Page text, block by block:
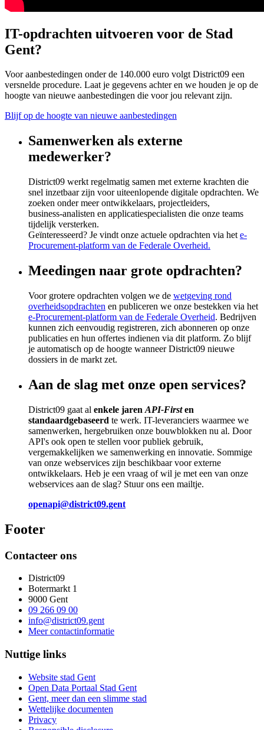
IT-opdrachten uitvoeren voor de Stad
Gent?
Voor aanbestedingen onder de 140.000 euro volgt District09 een
versnelde procedure. Laat je gegevens achter en we houden je op de
hoogte van nieuwe aanbestedingen die voor jou relevant zijn.
Blijf op de hoogte van nieuwe aanbestedingen
Samenwerken als externe
medewerker?
District09 werkt regelmatig samen met externe krachten die
snel inzetbaar zijn voor uiteenlopende digitale opdrachten. We
zoeken onder meer ontwikkelaars, projectleiders,
business‑analisten en applicatiespecialisten die onze teams
tijdelijk versterken.
Geïnteresseerd? Je vindt onze actuele opdrachten via het e-
Procurement-platform van de Federale Overheid.
Meedingen naar grote opdrachten?
Voor grotere opdrachten volgen we de wetgeving rond
overheidsopdrachten en publiceren we onze bestekken via het
e‑Procurement‑platform van de Federale Overheid. Bedrijven
kunnen zich eenvoudig registreren, zich abonneren op onze
publicaties en hun offertes indienen via dit platform. Zo blijf
je automatisch op de hoogte wanneer District09 nieuwe
dossiers in de markt zet.
Aan de slag met onze open services?
District09 gaat al enkele jaren API-Firsten
standaardgebaseerd te werk. IT-leveranciers waarmee we
samenwerken, hergebruiken onze bouwblokken nu al. Door
API's ook open te stellen voor publiek gebruik,
vergemakkelijken we samenwerking en innovatie. Sommige
van onze webservices zijn beschikbaar voor externe
ontwikkelaars. Heb je een vraag of wil je met een van onze
webservices aan de slag? Stuur ons een mailtje.
openapi@district09.gent
Footer
Contacteer ons
District09
Botermarkt 1
9000 Gent
09 266 09 00
info@district09.gent
Meer contactinformatie
Nuttige links
Website stad Gent
Open Data Portaal Stad Gent
Gent, meer dan een slimme stad
Wettelijke documenten
Privacy